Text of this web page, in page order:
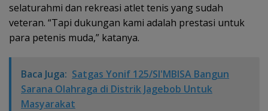
selaturahmi dan rekreasi atlet tenis yang sudah
veteran. “Tapi dukungan kami adalah prestasi untuk
para petenis muda,” katanya.
Baca Juga: Satgas Yonif 125/SI'MBISA Bangun
Sarana Olahraga di Distrik Jagebob Untuk
Masyarakat